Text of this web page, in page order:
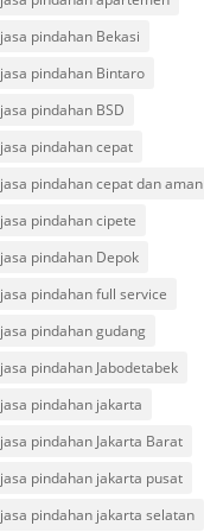
jasa pindahan Bekasi
jasa pindahan Bintaro
jasa pindahan BSD
jasa pindahan cepat
jasa pindahan cepat dan aman
jasa pindahan cipete
jasa pindahan Depok
jasa pindahan full service
jasa pindahan gudang
jasa pindahan Jabodetabek
jasa pindahan jakarta
jasa pindahan Jakarta Barat
jasa pindahan jakarta pusat
jasa pindahan jakarta selatan